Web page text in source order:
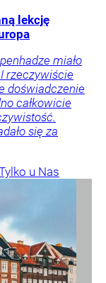
lekcję
miało
rzeczywiście
doświadczenie
całkowicie
się za
u Nas